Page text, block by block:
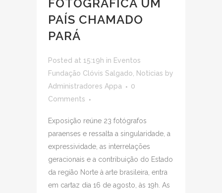
FOTOGRÁFICA UM
PAÍS CHAMADO
PARÁ
Posted at 15:19h in Eventos
Fundação Clóvis Salgado
Noticias by
Administradores Appa
0
Comments
Exposição reúne 23 fotógrafos
paraenses e ressalta a singularidade, a
expressividade, as interrelações
geracionais e a contribuição do Estado
da região Norte à arte brasileira, entra
em cartaz dia 16 de agosto, às 19h. As